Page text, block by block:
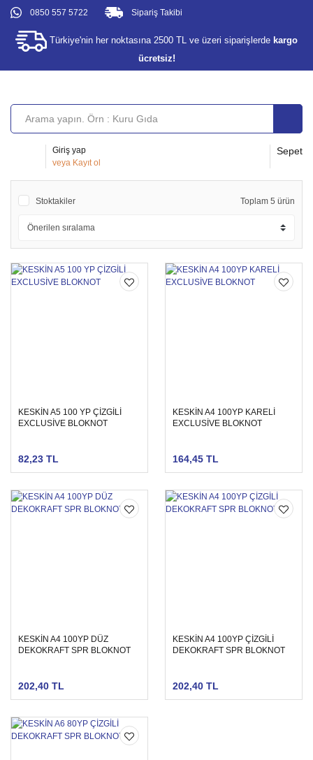
0850 557 5722
Türkiye'nin her noktasına 2500 TL ve üzeri siparişlerde kargo
ücretsiz!
Sipariş Takibi
Giriş yap
veya Kayıt ol
Sepet
Stoktakiler Toplam 5 ürün
KESKİN A5 100 YP ÇİZGİLİ
EXCLUSİVE BLOKNOT
82,23 TL
KESKİN A4 100YP KARELİ
EXCLUSİVE BLOKNOT
164,45 TL
KESKİN A4 100YP DÜZ
DEKOKRAFT SPR BLOKNOT
202,40 TL
KESKİN A4 100YP ÇİZGİLİ
DEKOKRAFT SPR BLOKNOT
202,40 TL